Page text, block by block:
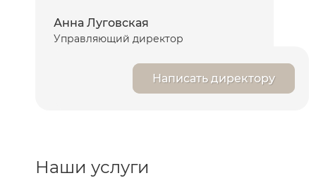
Анна Луговская
Управляющий директор
Написать директору
Наши услуги